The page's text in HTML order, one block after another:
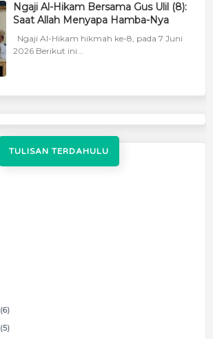
Ngaji Al-Hikam Bersama Gus Ulil (8):
Saat Allah Menyapa Hamba-Nya
Ngaji Al-Hikam hikmah ke-8, pada 7 Juni
2026 Berikut ini...
TULISAN TERDAHULU
(6)
(5)